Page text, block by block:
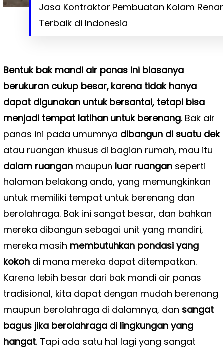
Jasa Kontraktor Pembuatan Kolam
Terbaik di Indonesia
Bentuk bak mandi air panas ini biasanya
berukuran cukup besar, karena tidak hanya
dapat digunakan untuk bersantai, tetapi bisa
menjadi tempat latihan untuk berenang. Bak air
panas ini pada umumnya dibangun di suatu dek
atau ruangan khusus di bagian rumah, mau itu
dalam ruanganmaupun luar ruanganseperti
halaman belakang anda, yang memungkinkan
untuk memiliki tempat untuk berenang dan
berolahraga. Bak ini sangat besar, dan bahkan
mereka dibangun sebagai unit yang mandiri,
mereka masih membutuhkan pondasi yang
kokohdi mana mereka dapat ditempatkan.
Karena lebih besar dari bak mandi air panas
tradisional, kita dapat dengan mudah berenang
maupun berolahraga di dalamnya, dan sangat
bagus jika berolahraga di lingkungan yang
hangat. Tapi ada satu hal lagi yang sangat